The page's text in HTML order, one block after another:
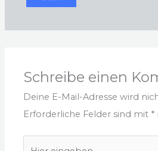
Schreibe einen
Deine E-Mail-Adresse wird
Erforderliche Felder sind mit *